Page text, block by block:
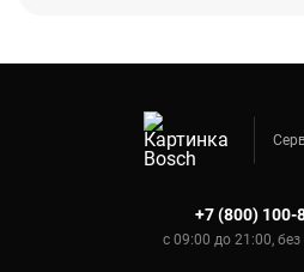
+7 (800) 100-
с 09:00 до 21:00,